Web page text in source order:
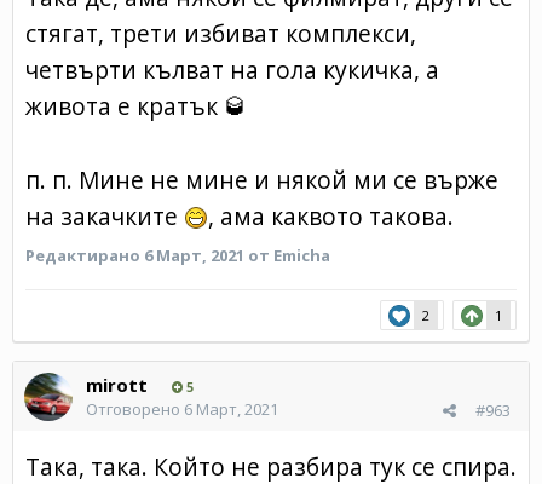
стягат, трети избиват комплекси,
четвърти кълват на гола кукичка, а
живота е кратък 🥃
п. п. Мине не мине и някой ми се върже
на закачките
, ама каквото такова.
Редактирано 6 Март, 2021 от Emicha
2 1
mirott 5
#963
Отговорено 6 Март, 2021
Така, така. Който не разбира тук се спира.